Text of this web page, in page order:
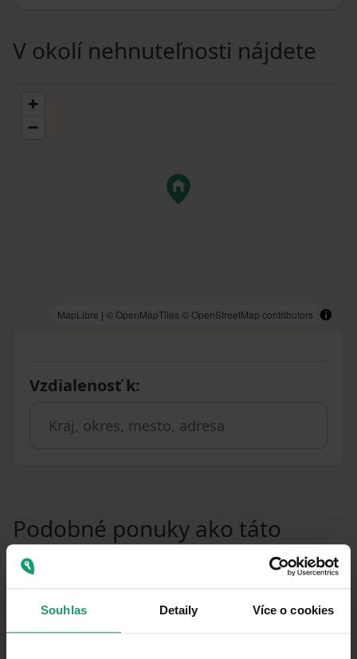
Souhlas Detaily Více o cookies
V okolí nehnuteľnosti nájdete
MapLibre | © OpenMapTiles © OpenStreetMap contributors
Vzdialenosť k:
Podobné ponuky ako táto
nehnuteľnosť
PRENÁJOM CHATA/CHALUPA